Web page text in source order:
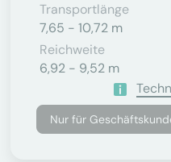
Transportlänge
7,65 - 10,72 m
Reichweite
6,92 - 9,52 m
Nur für